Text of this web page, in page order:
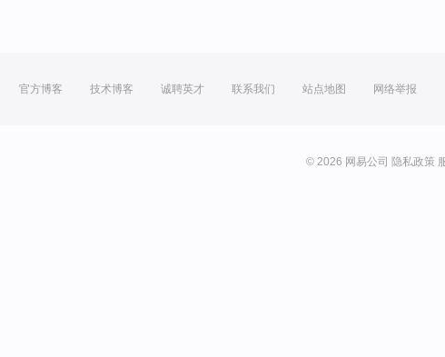
官方博客 技术博客 诚聘英才 联系我们 站点地图 网络举报
© 2026 网易公司 隐私政策